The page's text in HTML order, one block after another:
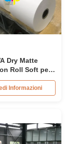
Dry Matte
Roll Soft per
e la
Informazioni